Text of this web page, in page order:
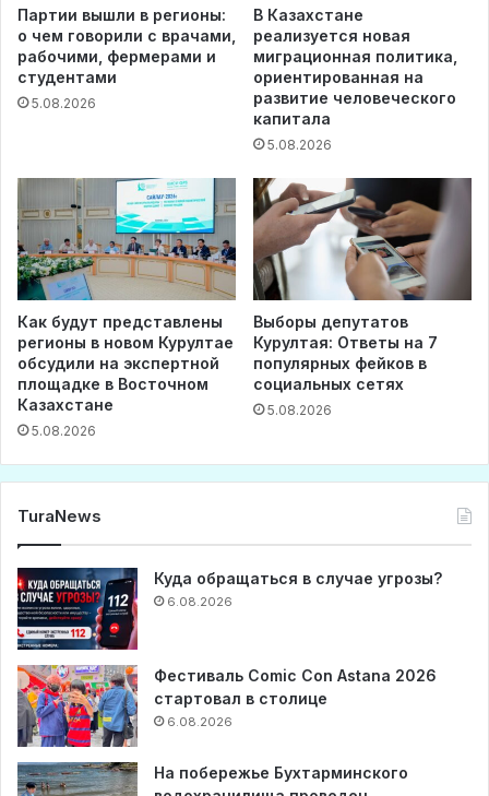
Партии вышли в регионы:
о чем говорили с врачами,
рабочими, фермерами и
студентами
5.08.2026
В Казахстане
реализуется новая
миграционная политика,
ориентированная на
развитие человеческого
капитала
5.08.2026
Как будут представлены
регионы в новом Курултае
обсудили на экспертной
площадке в Восточном
Казахстане
5.08.2026
Выборы депутатов
Курултая: Ответы на 7
популярных фейков в
социальных сетях
5.08.2026
TuraNews
Куда обращаться в случае угрозы?
6.08.2026
Фестиваль Comic Con Astana 2026
стартовал в столице
6.08.2026
На побережье Бухтарминского